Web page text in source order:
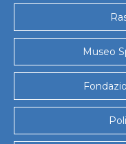
Museo